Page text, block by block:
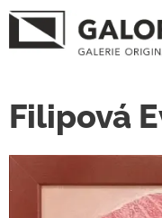
Filipová